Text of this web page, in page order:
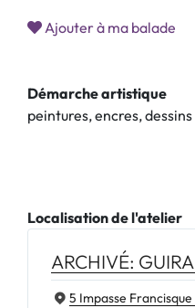
Ajouter à ma balade
Démarche artistique
peintures, encres,
Localisation de l'atelier
ARCHIVÉ:
5 Impasse